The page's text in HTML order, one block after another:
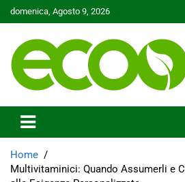
Skip
to
domenica, Agosto 9, 2026
Ecoo.it
Home
Multivitaminici: Quando Assumerli e